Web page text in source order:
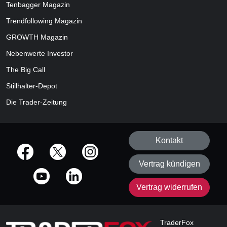
Tenbagger Magazin
Trendfollowing Magazin
GROWTH Magazin
Nebenwerte Investor
The Big Call
Stillhalter-Depot
Die Trader-Zeitung
offizielle Social Media-Accounts
Kontakt
Vertrag kündigen
Vertrag widerrufen
TraderFox